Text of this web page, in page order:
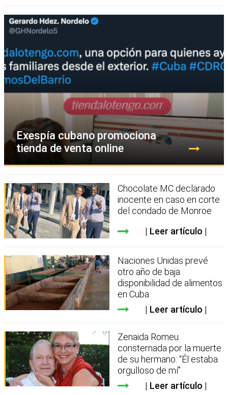
Exespía cubano promociona
tienda de venta online
Chocolate MC declarado
inocente en caso en corte
del condado de Monroe
Leer artículo
Naciones Unidas prevé
otro año de baja
disponibilidad de alimentos
en Cuba
Leer artículo
Zenaida Romeu
consternada por la muerte
de su hermano: “Él estaba
orgulloso de mí”
Leer artículo